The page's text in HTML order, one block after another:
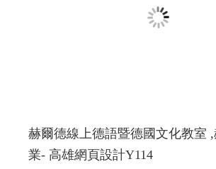
赫爾德線上德語暨德國文化教室
業- 高雄網頁設計Y114